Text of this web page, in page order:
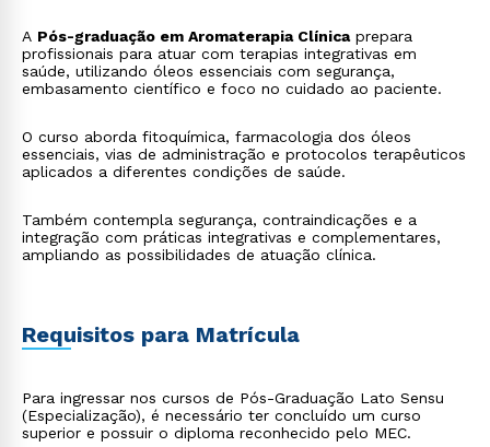
A Pós-graduação em Aromaterapia Clínicaprepara
profissionais para atuar com terapias integrativas em
saúde, utilizando óleos essenciais com segurança,
embasamento científico e foco no cuidado ao paciente.
O curso aborda fitoquímica, farmacologia dos óleos
essenciais, vias de administração e protocolos terapêuticos
aplicados a diferentes condições de saúde.
Também contempla segurança, contraindicações e a
integração com práticas integrativas e complementares,
ampliando as possibilidades de atuação clínica.
Requisitos para Matrícula
Para ingressar nos cursos de Pós-Graduação Lato Sensu
(Especialização), é necessário ter concluído um curso
superior e possuir o diploma reconhecido pelo MEC.